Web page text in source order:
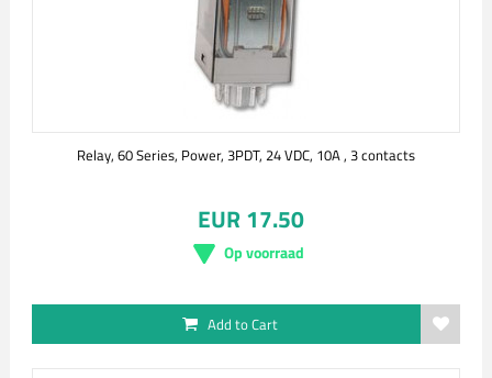
Relay, 60 Series, Power, 3PDT, 24 VDC, 10A , 3 contacts
EUR 17.50
Op voorraad
Add to Cart